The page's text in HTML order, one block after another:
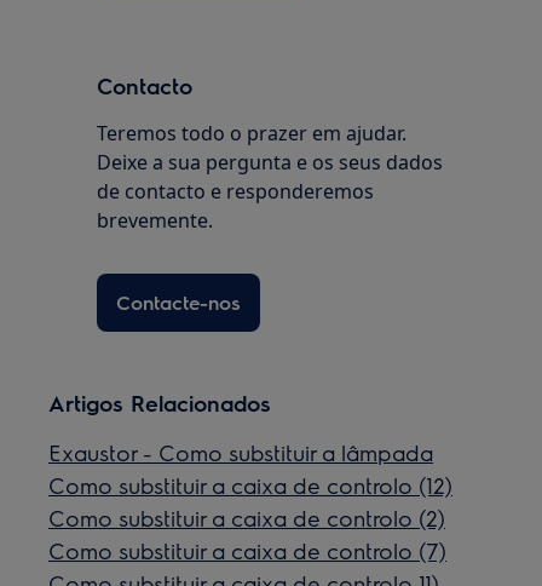
Contacto
Teremos todo o prazer em ajudar.
Deixe a sua pergunta e os seus dados
de contacto e responderemos
brevemente.
Contacte-nos
Artigos Relacionados
Exaustor - Como substituir a lâmpada
Como substituir a caixa de controlo (12)
Como substituir a caixa de controlo (2)
Como substituir a caixa de controlo (7)